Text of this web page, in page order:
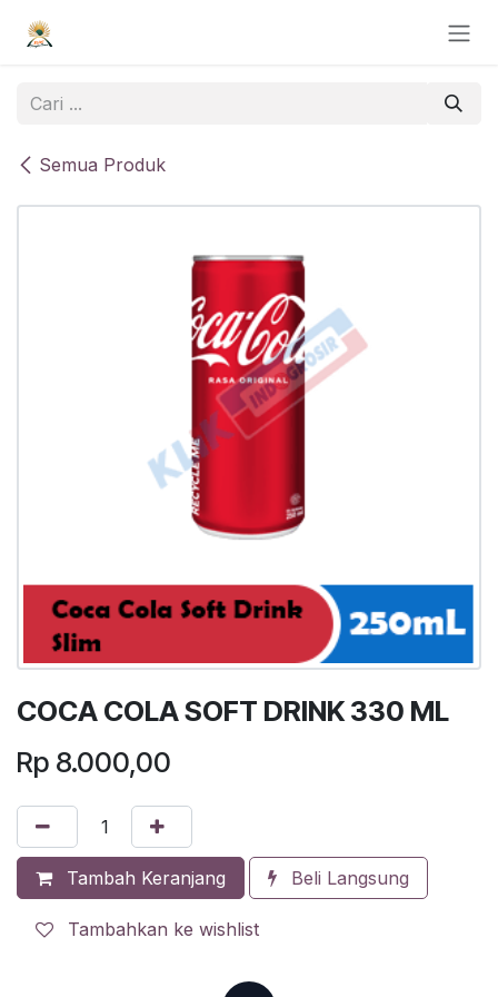
Semua Produk
COCA COLA SOFT DRINK 330 ML
Rp 8.000,00
Tambah Keranjang Beli Langsung
Tambahkan ke wishlist